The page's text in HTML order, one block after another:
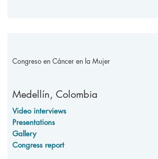
Congreso en Cáncer en la Mujer
Medellín, Colombia
Video interviews
Presentations
Gallery
Congress report